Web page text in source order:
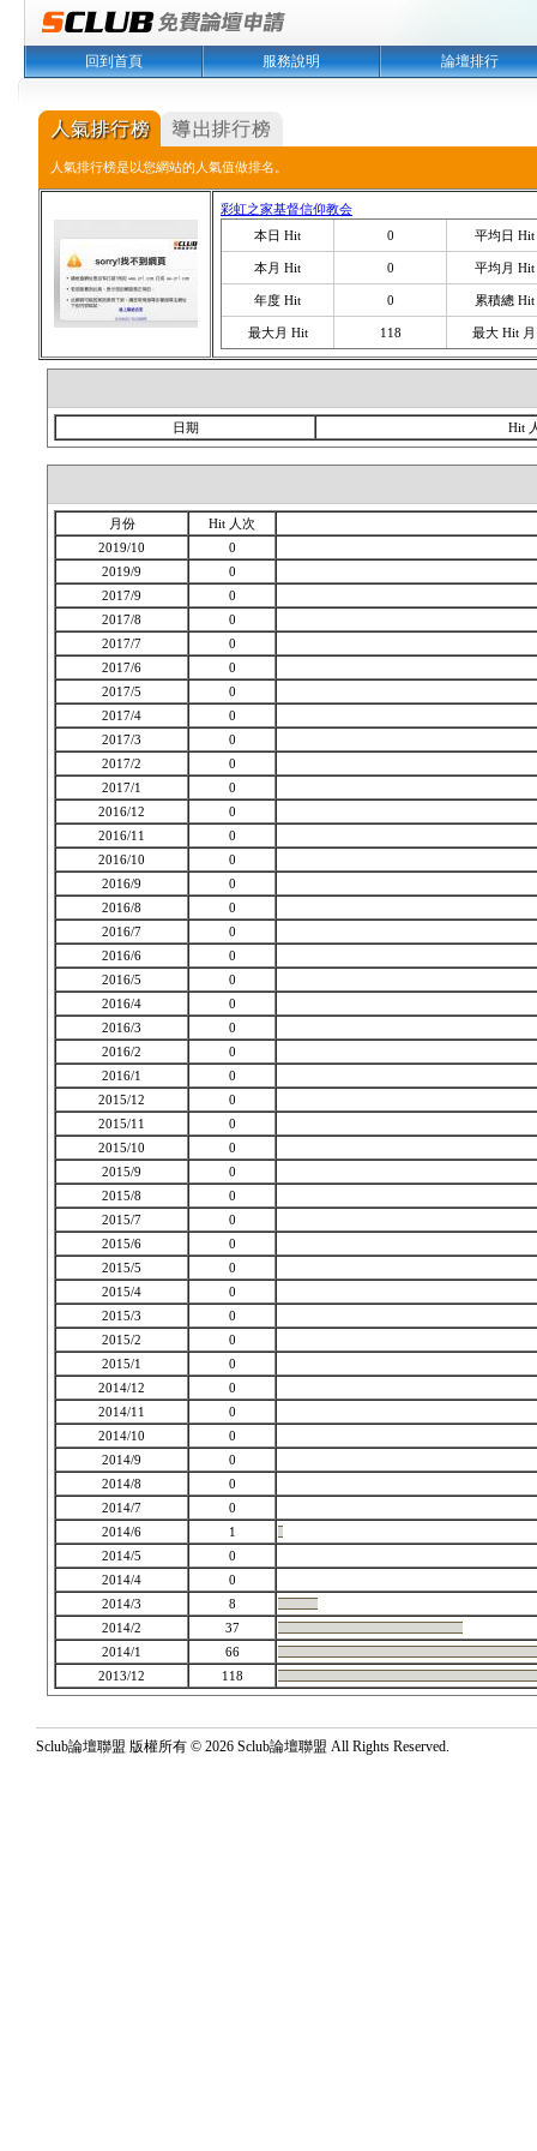
回到首頁 服務說明 論壇排行
人氣排行榜是以您網站的人氣值做排名。
彩虹之家基督信仰教会
本日 Hit
0 平均日 Hit
本月 Hit 0 平均月 Hit
年度 Hit 0 累積總 Hit
最大月 Hit 118 最大 Hit 月
日期 Hit
月份
Hit 人次
2019/10
0
2019/9
0
2017/9
0
2017/8
0
2017/7
0
2017/6
0
2017/5
0
2017/4
0
2017/3
0
2017/2
0
2017/1
0
2016/12
0
2016/11
0
2016/10
0
2016/9
0
2016/8
0
2016/7
0
2016/6
0
2016/5
0
2016/4
0
2016/3
0
2016/2
0
2016/1
0
2015/12
0
2015/11
0
2015/10
0
2015/9
0
2015/8
0
2015/7
0
2015/6
0
2015/5
0
2015/4
0
2015/3
0
2015/2
0
2015/1
0
2014/12
0
2014/11
0
2014/10
0
2014/9
0
2014/8
0
2014/7
0
2014/6
1
2014/5
0
2014/4
0
2014/3
8
2014/2
37
2014/1
66
2013/12
118
Sclub論壇聯盟 版權所有 © 2026 Sclub論壇聯盟 All Rights Reserved.